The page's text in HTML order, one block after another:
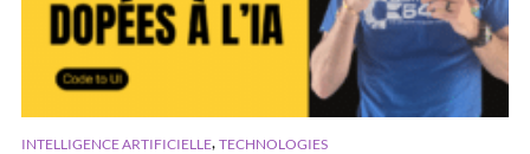
INTELLIGENCE ARTIFICIELLE, TECHNOLOGIES